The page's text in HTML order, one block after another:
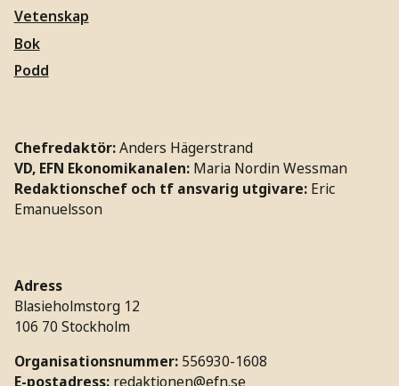
Vetenskap
Bok
Podd
Chefredaktör:Anders Hägerstrand
VD, EFN Ekonomikanalen: Maria Nordin Wessman
Redaktionschef och tf ansvarig utgivare: Eric
Emanuelsson
Adress
Blasieholmstorg 12
106 70 Stockholm
Organisationsnummer: 556930-1608
E-postadress: redaktionen@efn.se